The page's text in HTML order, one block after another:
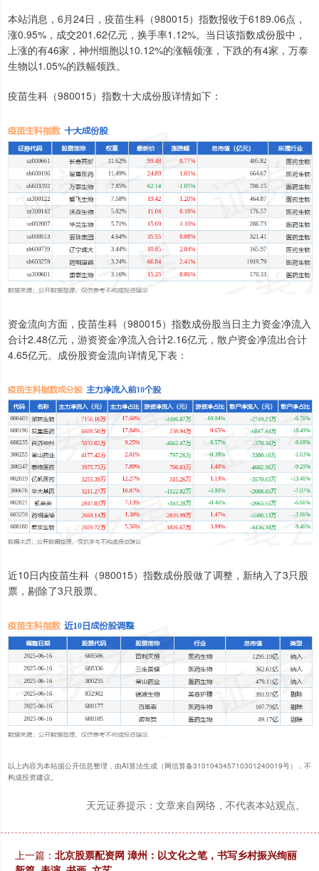
本站消息，6月24日，疫苗生科（980015）指数报收于6189.06点，
涨0.95%，成交201.62亿元，换手率1.12%。当日该指数成份股中，
上涨的有46家，神州细胞以10.12%的涨幅领涨，下跌的有4家，万泰
生物以1.05%的跌幅领跌。
疫苗生科（980015）指数十大成份股详情如下：
资金流向方面，疫苗生科（980015）指数成份股当日主力资金净流入
合计2.48亿元，游资资金净流入合计2.16亿元，散户资金净流出合计
4.65亿元。成份股资金流向详情见下表：
近10日内疫苗生科（980015）指数成份股做了调整，新纳入了3只股
票，剔除了3只股票。
以上内容为本站据公开信息整理，由AI算法生成（网信算备310104345710301240019号），不
构成投资建议。
天元证券提示：文章来自网络，不代表本站观点。
上一篇： 北京股票配资网 漳州：以文化之笔，书写乡村振兴绚丽